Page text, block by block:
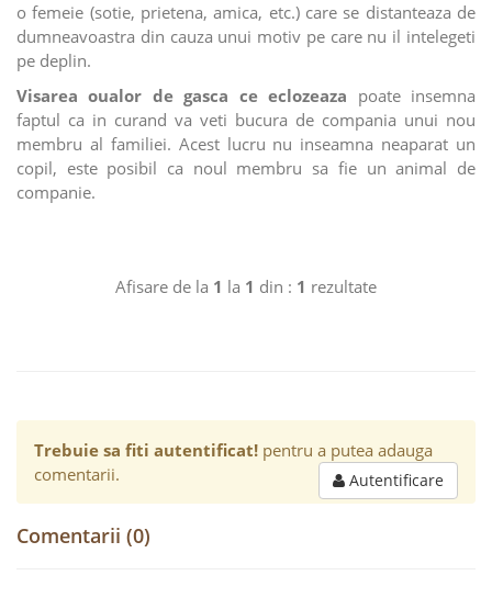
o femeie (sotie, prietena, amica, etc.) care se distanteaza de
dumneavoastra din cauza unui motiv pe care nu il intelegeti
pe deplin.
Visarea oualor de gasca ce eclozeaza poate insemna
faptul ca in curand va veti bucura de compania unui nou
membru al familiei. Acest lucru nu inseamna neaparat un
copil, este posibil ca noul membru sa fie un animal de
companie.
Afisare de la 1 la 1 din : 1 rezultate
Trebuie sa fiti autentificat! pentru a putea adauga
comentarii.
Autentificare
Comentarii (0)